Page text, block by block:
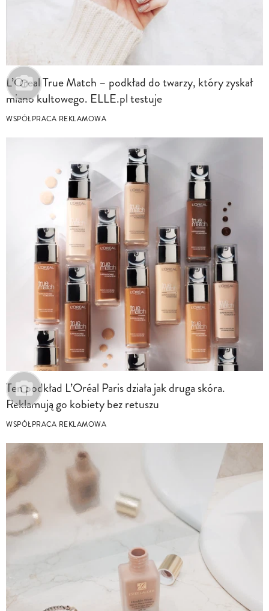
L’Oreal True Match – podkład do twarzy, który zyskał
miano kultowego. ELLE.pl testuje
WSPÓŁPRACA REKLAMOWA
Ten podkład L’Oréal Paris działa jak druga skóra.
Reklamują go kobiety bez retuszu
WSPÓŁPRACA REKLAMOWA